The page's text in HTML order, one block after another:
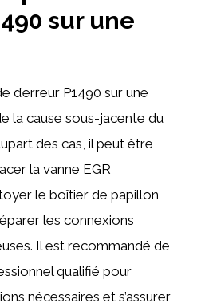
sur une
d’erreur P1490 sur une
la cause sous-jacente du
des cas, il peut être
la vanne EGR
le boîtier de papillon
les connexions
Il est recommandé de
qualifié pour
nécessaires et s’assurer